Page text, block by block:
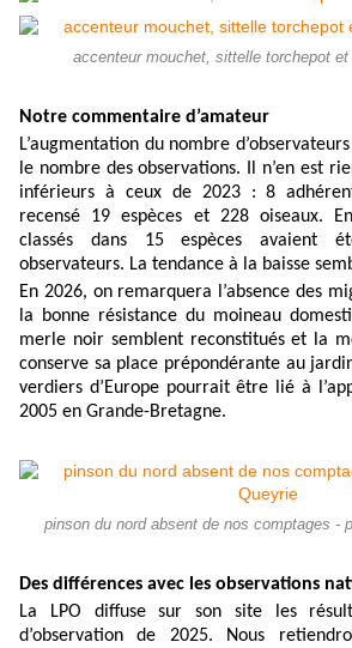
accenteur mouchet, sittelle torchepot et
Notre commentaire d’amateur
L’augmentation du nombre
le nombre des observations. Il n’en est
inférieurs à ceux de 2023 : 8
recensé 19 espèces et 228 oiseaux.
classés dans 15 espèces avaient
observateurs. La tendance à la baisse
En 2026, on remarquera l’absence des
la bonne résistance du moineau
merle noir semblent reconstitués et la
conserve sa place prépondérante au
verdiers d’Europe pourrait être lié à
2005 en Grande-Bretagne.
pinson du nord absent de nos comptages -
Des différences avec les observations
La LPO diffuse sur son site les
d’observation de 2025. Nous